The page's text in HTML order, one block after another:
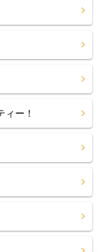
ィー！